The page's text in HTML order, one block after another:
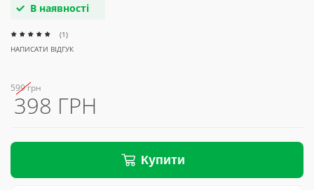
В наявності
(1)
НАПИСАТИ ВІДГУК
599 грн
398 ГРН
Купити